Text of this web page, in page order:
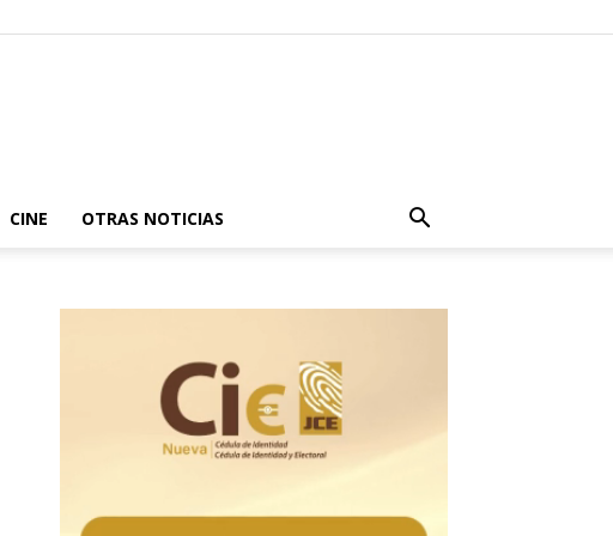
CINE OTRAS NOTICIAS